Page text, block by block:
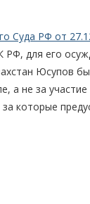
Суда РФ от
РФ, для его
Юсупов
а не за
которые